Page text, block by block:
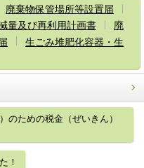
廃棄物保管場所等設置届
量及び再利用計画書
廃
生ごみ堆肥化容器・生
のための税金（ぜいきん）
！